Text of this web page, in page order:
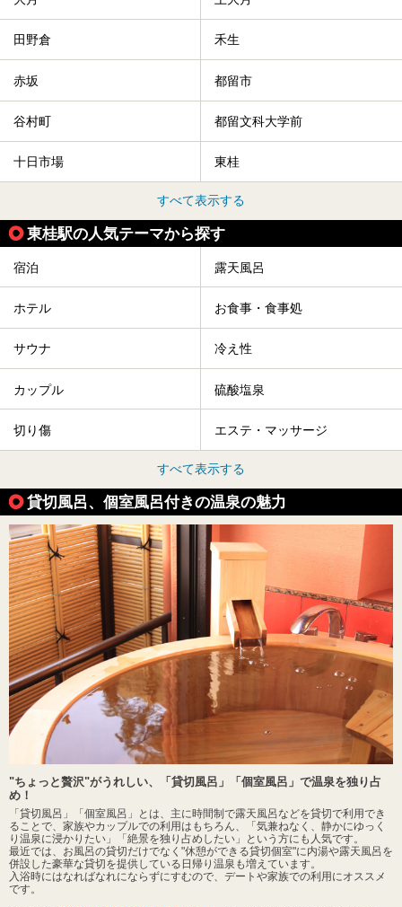
田野倉 禾生
赤坂 都留市
谷村町 都留文科大学前
十日市場 東桂
すべて表示する
東桂駅の人気テーマから探す
宿泊 露天風呂
ホテル お食事・食事処
サウナ 冷え性
カップル 硫酸塩泉
切り傷 エステ・マッサージ
すべて表示する
貸切風呂、個室風呂付きの温泉の魅力
"ちょっと贅沢"がうれしい、「貸切風呂」「個室風呂」で温泉を独り占
め！
「貸切風呂」「個室風呂」とは、主に時間制で露天風呂などを貸切で利用でき
ることで、家族やカップルでの利用はもちろん、「気兼ねなく、静かにゆっく
り温泉に浸かりたい」「絶景を独り占めしたい」という方にも人気です。
最近では、お風呂の貸切だけでなく"休憩ができる貸切個室"に内湯や露天風呂を
併設した豪華な貸切を提供している日帰り温泉も増えています。
入浴時にはなればなれにならずにすむので、デートや家族での利用にオススメ
です。